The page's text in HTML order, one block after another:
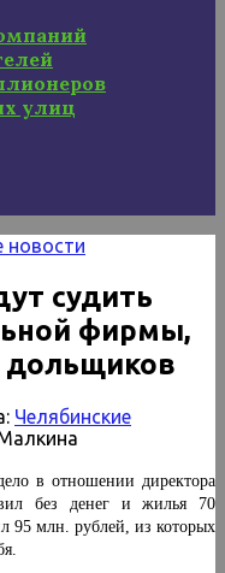
улиц
новости
судить
фирмы,
дольщиков
Челябинские
в отношении директора
без денег и жилья 70
95 млн. рублей, из которых